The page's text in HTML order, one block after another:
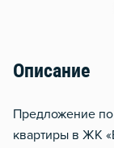
Описание
Предложение
квартиры в ЖК